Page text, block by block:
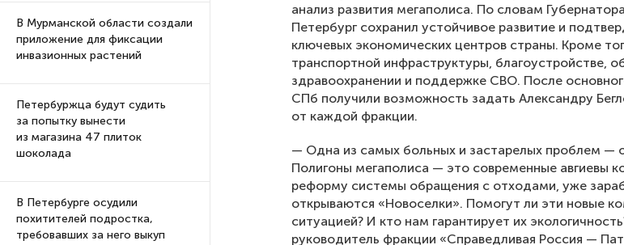
В Мурманской области создали
приложение для фиксации
инвазионных растений
Петербуржца будут судить
за попытку вынести
из магазина 47 плиток
шоколада
В Петербурге осудили
похитителей подростка,
требовавших за него выкуп
анализ развития мегаполиса. По словам
Петербург сохранил устойчивое развитие и
ключевых экономических центров страны. Кроме
транспортной инфраструктуры, благоустройстве,
здравоохранении и поддержке СВО. После
СПб получили возможность задать Александру
от каждой фракции.
— Одна из самых больных и застарелых проблем —
Полигоны мегаполиса — это современные авгиевы
реформу системы обращения с отходами, уже
открываются «Новоселки». Помогут ли эти новые
ситуацией? И кто нам гарантирует их
руководитель фракции «Справедливая Россия —